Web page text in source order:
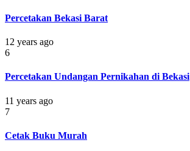
Percetakan Bekasi Barat
12 years ago
6
Percetakan Undangan Pernikahan di Bekasi
11 years ago
7
Cetak Buku Murah